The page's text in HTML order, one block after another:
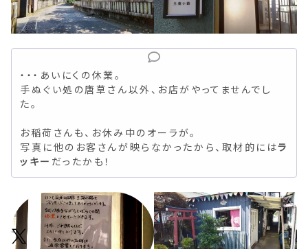
・・・あいにくの休業。
手ぬぐい処の唐草さん以外、お店がやってませんでし
た。
お稲荷さんも、お休み中のオーラが。
写真に他のお客さんが映らなかったから、取材的にはラ
ッキー だったかも！